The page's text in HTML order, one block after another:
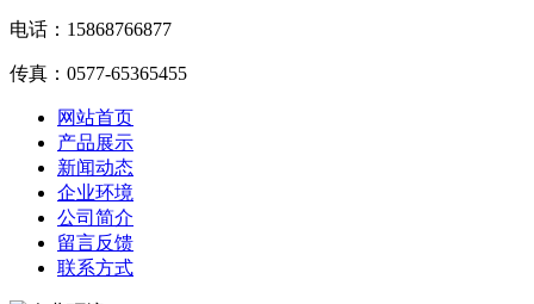
电话：15868766877
传真：0577-65365455
网站首页
产品展示
新闻动态
企业环境
公司简介
留言反馈
联系方式